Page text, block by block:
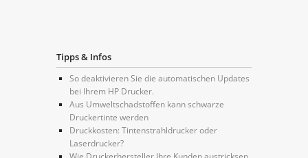
Tipps & Infos
So deaktivieren Sie die automatischen Updates
bei Ihrem HP Drucker.
Aus Umweltschadstoffen kann schwarze
Druckertinte werden
Druckkosten: Tintenstrahldrucker oder
Laserdrucker?